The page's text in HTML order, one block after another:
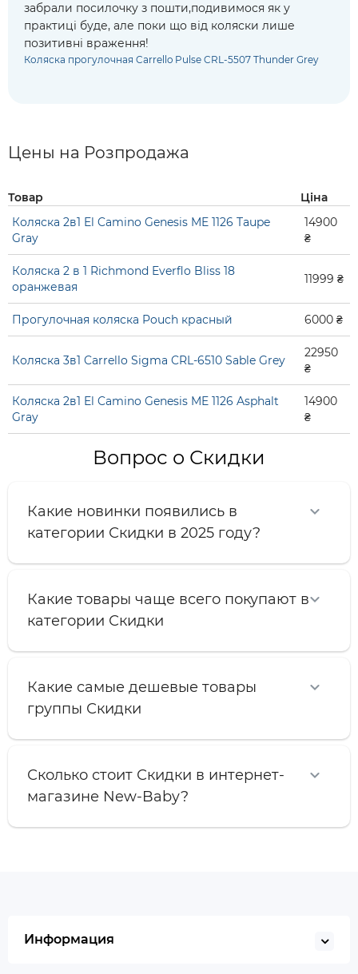
забрали посилочку з пошти,подивимося як у
практиці буде, але поки що від коляски лише
позитивні враження!
Коляска прогулочная Carrello Pulse CRL-5507 Thunder Grey
Цены на Розпродажа
Товар
Ціна
Коляска 2в1 El Camino Genesis ME 1126 Taupe
Gray
14900
₴
Коляска 2 в 1 Richmond Everflo Bliss 18
оранжевая
11999 ₴
Прогулочная коляска Pouch красный 6000 ₴
Коляска 3в1 Carrello Sigma CRL-6510 Sable Grey
22950
₴
Коляска 2в1 El Camino Genesis ME 1126 Asphalt
Gray
14900
₴
Вопрос о Скидки
Какие новинки появились в
категории Скидки в 2025 году?
Какие товары чаще всего покупают в
категории Скидки
Какие самые дешевые товары
группы Скидки
Сколько стоит Скидки в интернет-
магазине New-Baby?
Информация